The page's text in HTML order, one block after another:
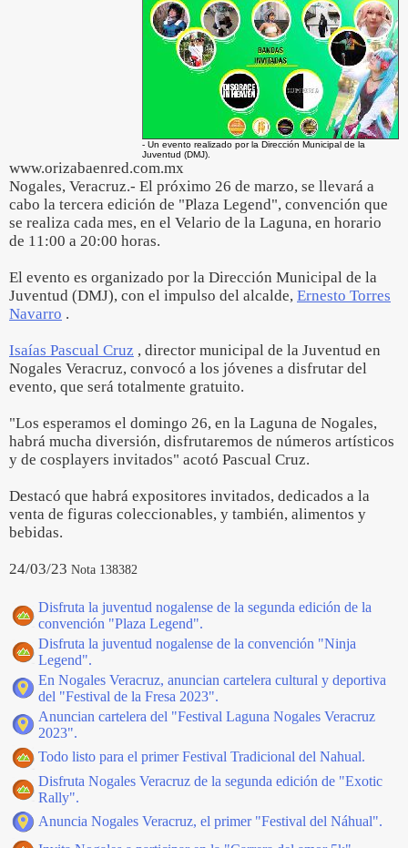
- Un evento realizado por la Dirección Municipal de la
Juventud (DMJ).
www.orizabaenred.com.mx
Nogales, Veracruz.- El próximo 26 de marzo, se llevará a
cabo la tercera edición de "Plaza Legend", convención que
se realiza cada mes, en el Velario de la Laguna, en horario
de 11:00 a 20:00 horas.
El evento es organizado por la Dirección Municipal de la
Juventud (DMJ), con el impulso del alcalde, Ernesto Torres
Navarro .
Isaías Pascual Cruz , director municipal de la Juventud en
Nogales Veracruz, convocó a los jóvenes a disfrutar del
evento, que será totalmente gratuito.
"Los esperamos el domingo 26, en la Laguna de Nogales,
habrá mucha diversión, disfrutaremos de números artísticos
y de cosplayers invitados" acotó Pascual Cruz.
Destacó que habrá expositores invitados, dedicados a la
venta de figuras coleccionables, y también, alimentos y
bebidas.
24/03/23 Nota 138382
Disfruta la juventud nogalense de la segunda edición de la
convención "Plaza Legend".
Disfruta la juventud nogalense de la convención "Ninja
Legend".
En Nogales Veracruz, anuncian cartelera cultural y deportiva
del "Festival de la Fresa 2023".
Anuncian cartelera del "Festival Laguna Nogales Veracruz
2023".
Todo listo para el primer Festival Tradicional del Nahual.
Disfruta Nogales Veracruz de la segunda edición de "Exotic
Rally".
Anuncia Nogales Veracruz, el primer "Festival del Náhual".